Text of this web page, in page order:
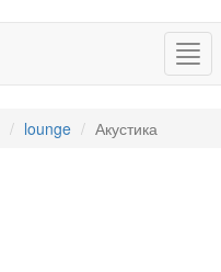
lounge Акустика